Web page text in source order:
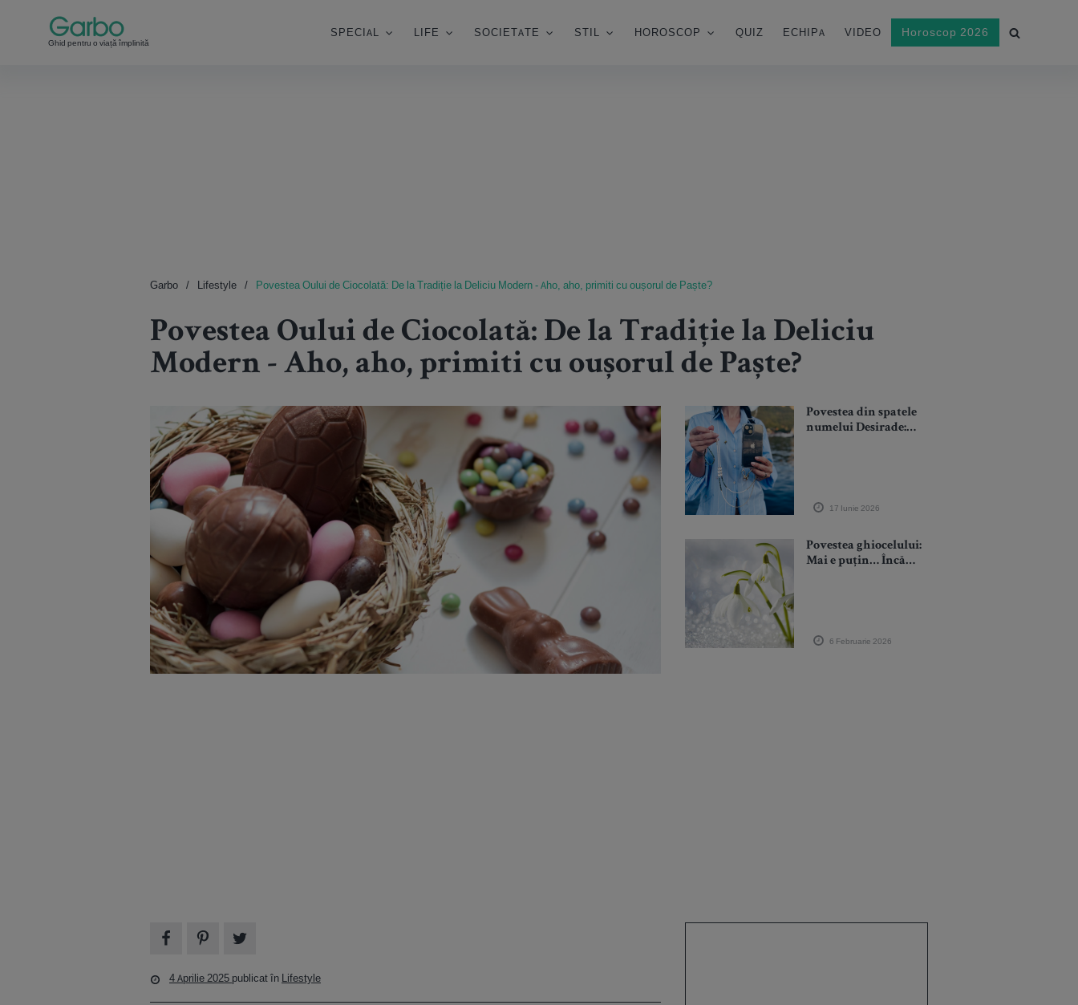
Ghid pentru o viață împlinită
SPECIAL LIFE SOCIETATE STIL HOROSCOP QUIZ ECHIPA VIDEO Horoscop 2026
Garbo Lifestyle Povestea Oului de Ciocolată: De la Tradiție la Deliciu Modern - Aho, aho, primiti cu oușorul de Paște?
Povestea Oului de Ciocolată: De la Tradiție la Deliciu
Modern - Aho, aho, primiti cu oușorul de Paște?
Povestea din spatele
numelui Desirade:
17 Iunie 2026
Povestea ghiocelului:
Mai e puțin… Încă
6 Februarie 2026
4 Aprilie 2025 publicat în Lifestyle